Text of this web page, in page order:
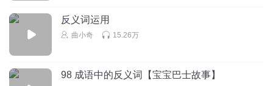
反义词运用
曲小奇 15.26万
98 成语中的反义词【宝宝巴士故事】